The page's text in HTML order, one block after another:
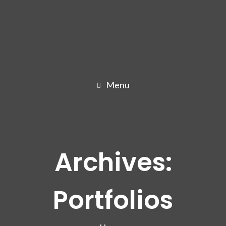
Menu
Archives:
Portfolios